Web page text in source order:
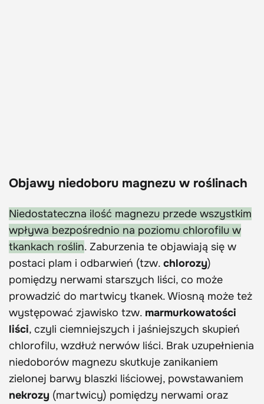
Objawy niedoboru magnezu w roślinach
Niedostateczna ilość magnezu przede wszystkim
wpływa bezpośrednio na poziomu chlorofilu w
tkankach roślin. Zaburzenia te objawiają się w
postaci plam i odbarwień (tzw. chlorozy)
pomiędzy nerwami starszych liści, co może
prowadzić do martwicy tkanek. Wiosną może też
występować zjawisko tzw. marmurkowatości
liści, czyli ciemniejszych i jaśniejszych skupień
chlorofilu, wzdłuż nerwów liści. Brak uzupełnienia
niedoborów magnezu skutkuje zanikaniem
zielonej barwy blaszki liściowej, powstawaniem
nekrozy (martwicy) pomiędzy nerwami oraz